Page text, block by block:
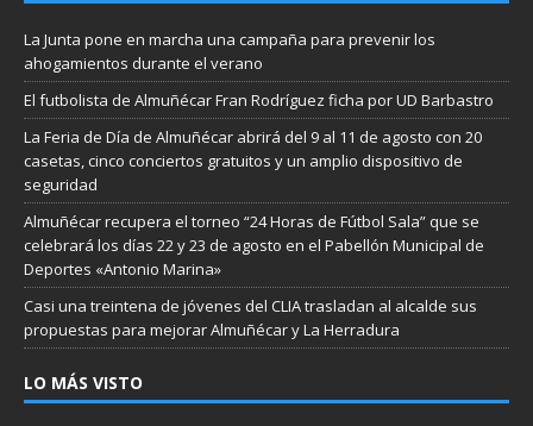
La Junta pone en marcha una campaña para prevenir los
ahogamientos durante el verano
El futbolista de Almuñécar Fran Rodríguez ficha por UD Barbastro
La Feria de Día de Almuñécar abrirá del 9 al 11 de agosto con 20
casetas, cinco conciertos gratuitos y un amplio dispositivo de
seguridad
Almuñécar recupera el torneo “24 Horas de Fútbol Sala” que se
celebrará los días 22 y 23 de agosto en el Pabellón Municipal de
Deportes «Antonio Marina»
Casi una treintena de jóvenes del CLIA trasladan al alcalde sus
propuestas para mejorar Almuñécar y La Herradura
LO MÁS VISTO